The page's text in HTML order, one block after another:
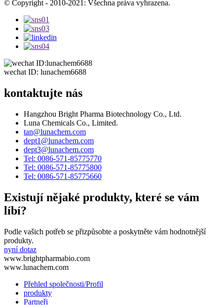
© Copyright - 2010-2021: Všechna práva vyhrazena.
wechat ID: lunachem6688
kontaktujte nás
Hangzhou Bright Pharma Biotechnology Co., Ltd.
Luna Chemicals Co., Limited.
tan@lunachem.com
dept1@lunachem.com
dept3@lunachem.com
Tel: 0086-571-85775770
Tel: 0086-571-85775800
Tel: 0086-571-85775660
Existují nějaké produkty, které se vám
líbí?
Podle vašich potřeb se přizpůsobte a poskytněte vám hodnotnější
produkty.
nyní dotaz
www.brightpharmabio.com
www.lunachem.com
Přehled společnosti/Profil
produkty
Partneři